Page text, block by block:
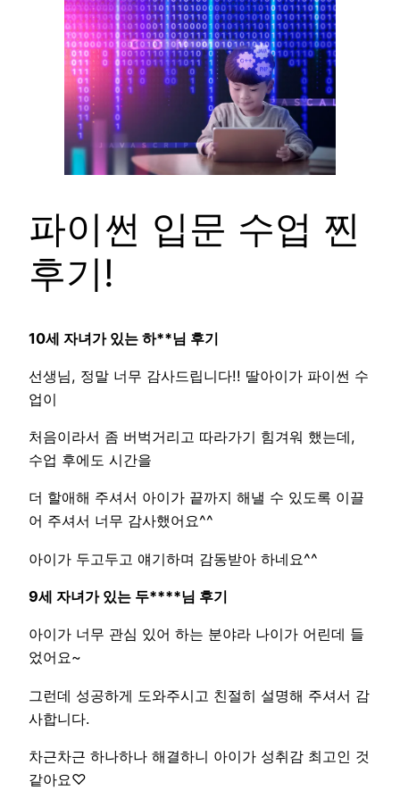
파이썬 입문 수업 찐
후기!
10세 자녀가 있는 하**님 후기
선생님, 정말 너무 감사드립니다!! 딸아이가 파이썬 수
업이
처음이라서 좀 버벅거리고 따라가기 힘겨워 했는데,
수업 후에도 시간을
더 할애해 주셔서 아이가 끝까지 해낼 수 있도록 이끌
어 주셔서 너무 감사했어요^^
아이가 두고두고 얘기하며 감동받아 하네요^^
9세 자녀가 있는 두****님 후기
아이가 너무 관심 있어 하는 분야라 나이가 어린데 들
었어요~
그런데 성공하게 도와주시고 친절히 설명해 주셔서 감
사합니다.
차근차근 하나하나 해결하니 아이가 성취감 최고인 것
같아요♡